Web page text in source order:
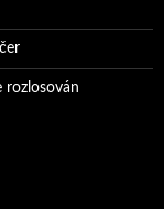
rozlosován